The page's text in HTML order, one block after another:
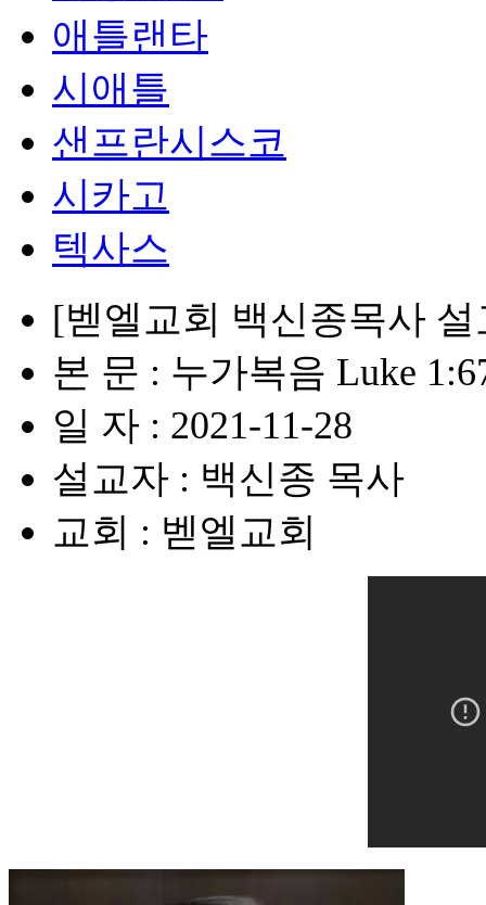
애틀랜타
시애틀
샌프란시스코
시카고
텍사스
[벧엘교회 백신종목사
본 문 : 누가복음 Luke
일 자 : 2021-11-28
설교자 : 백신종 목사
교회 : 벧엘교회